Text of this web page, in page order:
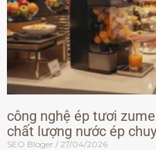
công nghệ ép tươi
chất lượng nước ép
SEO Bloger 27/04/2026